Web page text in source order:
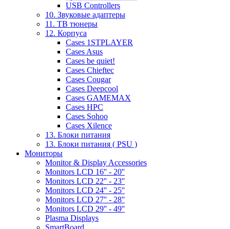
USB Controllers
10. Звуковые адаптеры
11. ТВ тюнеры
12. Корпуса
Cases 1STPLAYER
Cases Asus
Cases be quiet!
Cases Chieftec
Cases Cougar
Cases Deepcool
Cases GAMEMAX
Cases HPC
Cases Sohoo
Cases Xilence
13. Блоки питания
13. Блоки питания ( PSU )
Мониторы
Monitor & Display Accessories
Monitors LCD 16'' - 20''
Monitors LCD 22'' - 23''
Monitors LCD 24'' - 25''
Monitors LCD 27'' - 28''
Monitors LCD 29'' - 49''
Plasma Displays
SmartBoard